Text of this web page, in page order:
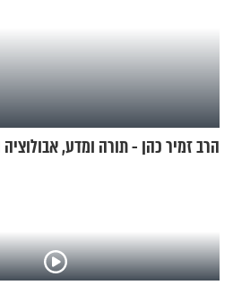
הרב זמיר כהן - תורה ומדע, אבולוציה